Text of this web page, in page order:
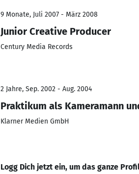
9 Monate, Juli 2007 - März 2008
Junior Creative Producer
Century Media Records
2 Jahre, Sep. 2002 - Aug. 2004
Praktikum als Kameramann
Klarner Medien GmbH
Logg Dich jetzt ein, um das ganze